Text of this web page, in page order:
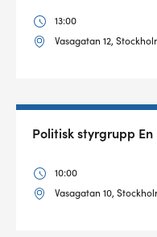
13:00
Vasagatan 12,
Politisk styrgrupp
10:00
Vasagatan 10,